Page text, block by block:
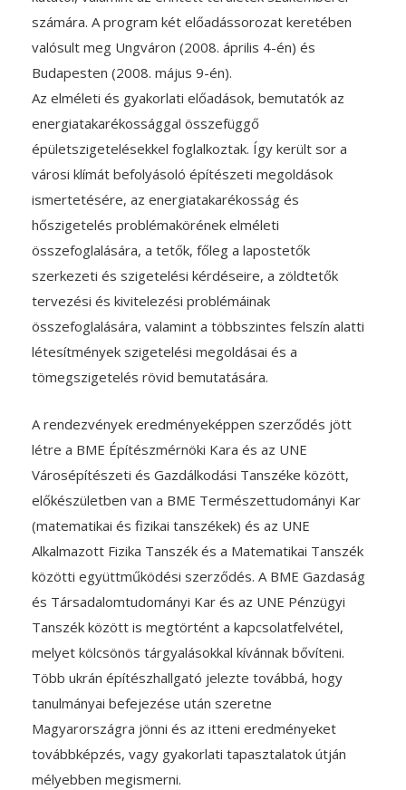
számára. A program két előadássorozat keretében
valósult meg Ungváron (2008. április 4-én) és
Budapesten (2008. május 9-én).
Az elméleti és gyakorlati előadások, bemutatók az
energiatakarékossággal összefüggő
épületszigetelésekkel foglalkoztak. Így került sor a
városi klímát befolyásoló építészeti megoldások
ismertetésére, az energiatakarékosság és
hőszigetelés problémakörének elméleti
összefoglalására, a tetők, főleg a lapostetők
szerkezeti és szigetelési kérdéseire, a zöldtetők
tervezési és kivitelezési problémáinak
összefoglalására, valamint a többszintes felszín alatti
létesítmények szigetelési megoldásai és a
tömegszigetelés rövid bemutatására.
A rendezvények eredményeképpen szerződés jött
létre a BME Építészmérnöki Kara és az UNE
Városépítészeti és Gazdálkodási Tanszéke között,
előkészületben van a BME Természettudományi Kar
(matematikai és fizikai tanszékek) és az UNE
Alkalmazott Fizika Tanszék és a Matematikai Tanszék
közötti együttműködési szerződés. A BME Gazdaság
és Társadalomtudományi Kar és az UNE Pénzügyi
Tanszék között is megtörtént a kapcsolatfelvétel,
melyet kölcsönös tárgyalásokkal kívánnak bővíteni.
Több ukrán építészhallgató jelezte továbbá, hogy
tanulmányai befejezése után szeretne
Magyarországra jönni és az itteni eredményeket
továbbképzés, vagy gyakorlati tapasztalatok útján
mélyebben megismerni.